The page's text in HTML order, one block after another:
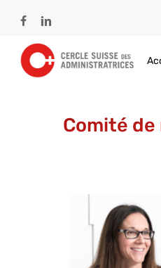
content
facebooklinkedin
Comité